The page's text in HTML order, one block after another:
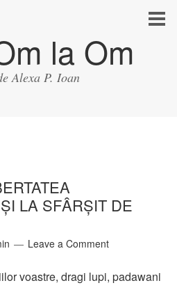
la Om
Alexa P. Ioan
LA SFÂRȘIT DE
Leave a Comment
voastre, dragi lupi, padawani